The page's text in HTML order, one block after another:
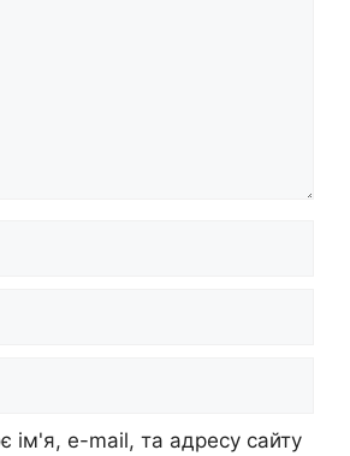
ім'я, e-mail, та адресу сайту